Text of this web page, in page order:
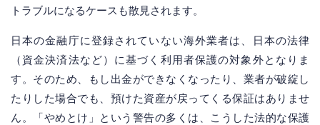
トラブルになるケースも散見されます。
日本の金融庁に登録されていない海外業者は、日本の法律
（資金決済法など）に基づく利用者保護の対象外となりま
す。そのため、もし出金ができなくなったり、業者が破綻し
たりした場合でも、預けた資産が戻ってくる保証はありませ
ん。「やめとけ」という警告の多くは、こうした法的な保護